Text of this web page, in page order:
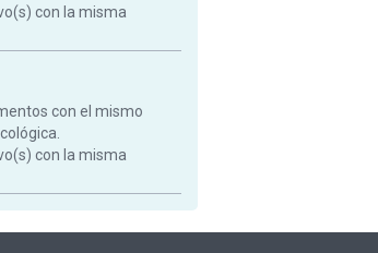
con la misma
con el mismo
con la misma